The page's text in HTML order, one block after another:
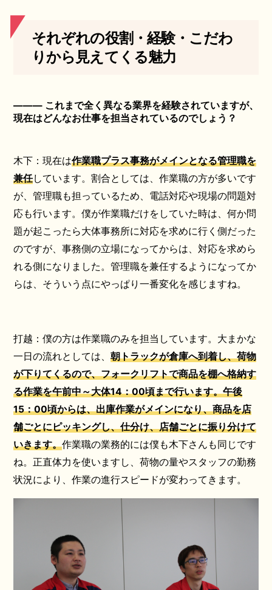
それぞれの役割・経験・こだわ
りから見えてくる魅力
――― これまで全く異なる業界を経験されていますが、
現在はどんなお仕事を担当されているのでしょう？
木下：現在は作業職プラス事務がメインとなる管理職を
兼任しています。割合としては、作業職の方が多いです
が、管理職も担っているため、電話対応や現場の問題対
応も行います。僕が作業職だけをしていた時は、何か問
題が起こったら大体事務所に対応を求めに行く側だった
のですが、事務側の立場になってからは、対応を求めら
れる側になりました。管理職を兼任するようになってか
らは、そういう点にやっぱり一番変化を感じますね。
打越：僕の方は作業職のみを担当しています。大まかな
一日の流れとしては、 朝トラックが倉庫へ到着し、荷物
が下りてくるので、フォークリフトで商品を棚へ格納す
る作業を午前中～大体14：00頃まで行います。午後
15：00頃からは、出庫作業がメインになり、商品を店
舗ごとにピッキングし、仕分け、店舗ごとに振り分けて
いきます。作業職の業務的には僕も木下さんも同じです
ね。正直体力を使いますし、荷物の量やスタッフの勤務
状況により、作業の進行スピードが変わってきます。